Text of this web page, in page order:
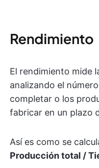
Rendimiento
El rendimiento mide
analizando el
completar o los
fabricar en un plazo
Así es como se
Producción total /